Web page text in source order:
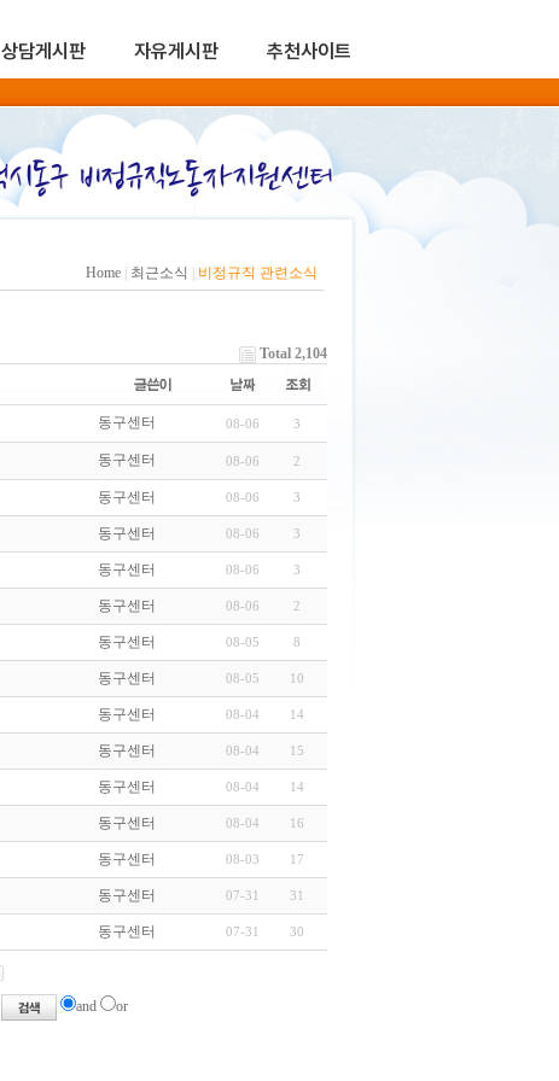
상담게시판 자유게시판 추천사이트
Home 최근소식 비정규직 관련소식
Total 2,104
동구센터 08-06 3
동구센터 08-06 2
동구센터 08-06 3
동구센터 08-06 3
동구센터 08-06 3
동구센터 08-06 2
동구센터 08-05 8
동구센터 08-05 10
동구센터 08-04 14
동구센터 08-04 15
동구센터 08-04 14
동구센터 08-04 16
동구센터 08-03 17
동구센터 07-31 31
동구센터 07-31 30
and or